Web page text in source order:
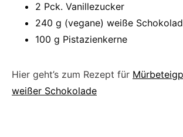
2 Pck. Vanillezucker
240 g (vegane) weiße
100 g Pistazienkerne
Hier geht’s zum Rezept für
weißer Schokolade